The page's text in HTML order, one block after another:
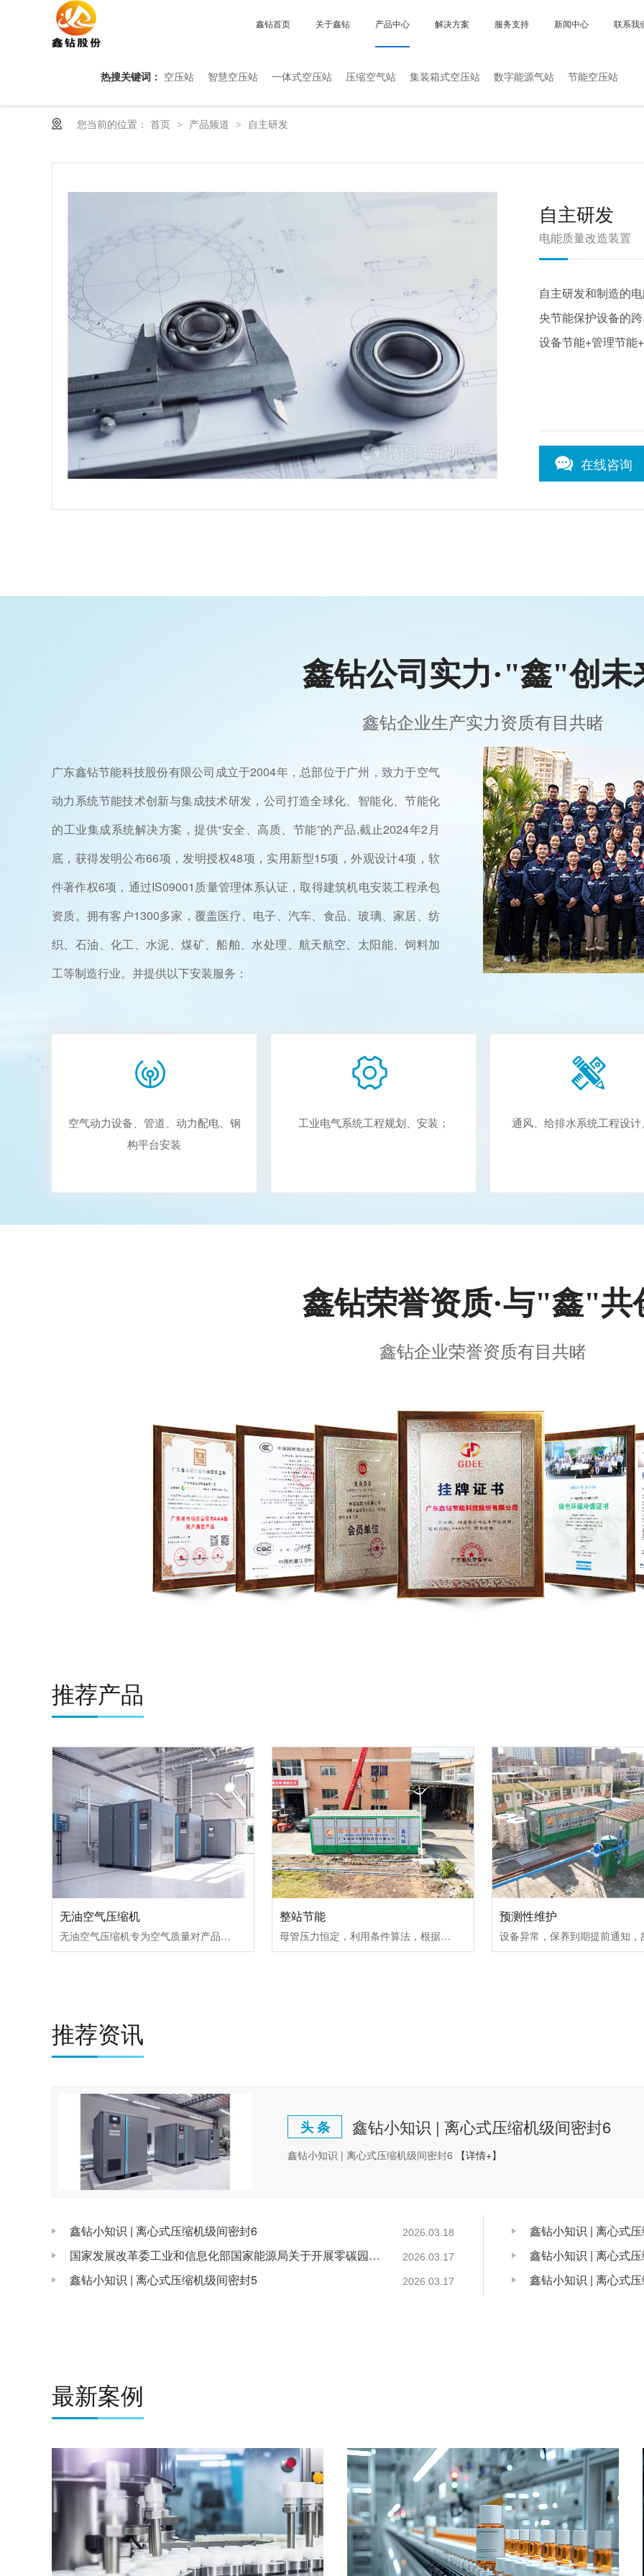
鑫钻首页 关于鑫钻 产品中心 解决方案 服务支持 新闻中心 联系我
热搜关键词： 空压站 智慧空压站 一体式空压站 压缩空气站 集装箱式空压站 数字能源气站 节能空压站
您当前的位置： 首页 > 产品频道 > 自主研发
自主研发
电能质量改造装置
自主研发和制造的
央节能保护设备的
设备节能+管理节能
在线咨询
鑫钻公司实力·"鑫"创未
鑫钻企业生产实力资质有目共睹
广东鑫钻节能科技股份有限公司成立于2004年，总部位于广州，致力于空气
动力系统节能技术创新与集成技术研发，公司打造全球化、智能化、节能化
的工业集成系统解决方案，提供“安全、高质、节能”的产品,截止2024年2月
底，获得发明公布66项，发明授权48项，实用新型15项，外观设计4项，软
件著作权6项，通过IS09001质量管理体系认证，取得建筑机电安装工程承包
资质。拥有客户1300多家，覆盖医疗、电子、汽车、食品、玻璃、家居、纺
织、石油、化工、水泥、煤矿、船舶、水处理、航天航空、太阳能、饲料加
工等制造行业。并提供以下安装服务：
空气动力设备、管道、动力配电、钢
构平台安装
工业电气系统工程规划、安装； 通风、给排水系统工程设
鑫钻荣誉资质·与"鑫"共
鑫钻企业荣誉资质有目共睹
推荐产品
无油空气压缩机
无油空气压缩机专为空气质量对产品和生产工艺至关重要的应用而开发
整站节能
母管压力恒定，利用条件算法，根据设备实际工况，自动调节加卸载，保证低压运行，监控所有设备，远程启停及修改参数，帮助空压站节省用电5-14%
预测性维护
推荐资讯
头 条 鑫钻小知识 | 离心式压缩机级间密封6
鑫钻小知识 | 离心式压缩机级间密封6 【详情+】
鑫钻小知识 | 离心式压缩机级间密封6 2026.03.18
国家发展改革委工业和信息化部国家能源局关于开展零碳园区建设的通知 2026.03.17
鑫钻小知识 | 离心式压缩机级间密封5 2026.03.17
鑫钻小知识 | 离心式
鑫钻小知识 | 离心式
鑫钻小知识 | 离心式
最新案例